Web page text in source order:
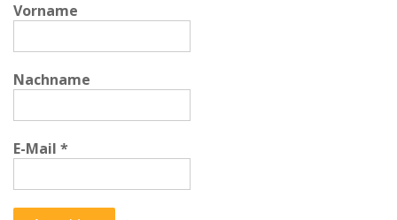
Vorname
Nachname
E-Mail *